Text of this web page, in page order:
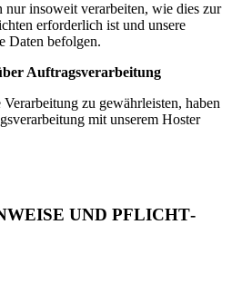
insoweit verarbeiten, wie dies zur
erforderlich ist und unsere
Daten befolgen.
Auftragsverarbeitung
zu gewährleisten, haben
mit unserem Hoster
UND PFLICHT­